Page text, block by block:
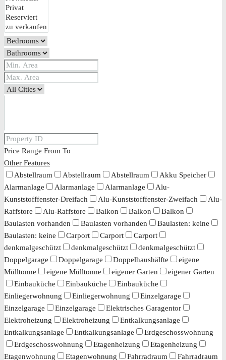
Price Range From To
Other Features
Abstellraum
Abstellraum Abstellraum
Akku Speicher
Alarmanlage
Alarmanlage Alarmanlage
Alu-
Kunststofffenster-Dreifach
Alu-Kunststofffenster-Zweifach
Alu-
Raffstore
Alu-Raffstore Balkon Balkon
Balkon
Baulasten vorhanden
Baulasten vorhanden
Baulasten: keine
Baulasten: keine
Carport Carport
Carport
denkmalgeschützt
denkmalgeschützt
denkmalgeschützt
Doppelgarage
Doppelgarage Doppelhaushälfte
eigene
Mülltonne
eigene Mülltonne eigener Garten
eigener Garten
Einbauküche
Einbauküche
Einbauküche
Einliegerwohnung
Einliegerwohnung
Einzelgarage
Einzelgarage
Einzelgarage
Elektrisches Garagentor
Elektroheizung
Elektroheizung
Entkalkungsanlage
Entkalkungsanlage
Entkalkungsanlage
Erdgeschosswohnung
Erdgeschosswohnung
Etagenheizung
Etagenheizung
Etagenwohnung
Etagenwohnung Fahrradraum Fahrradraum